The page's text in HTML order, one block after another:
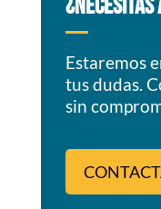
¿NECESITAS
Estaremos
tus dudas.
sin